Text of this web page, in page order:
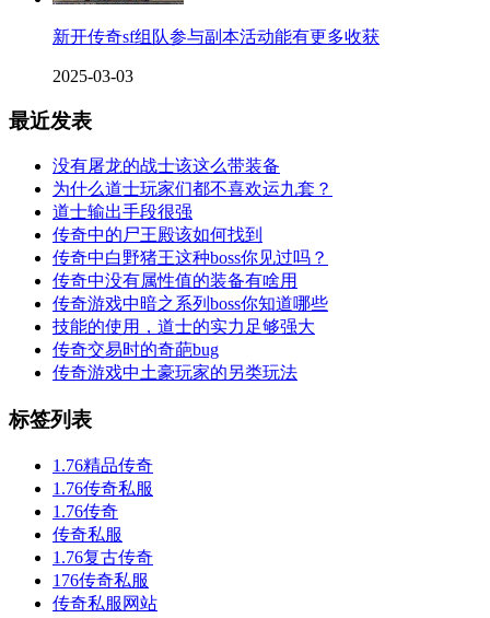
新开传奇sf组队参与副本活动能有更多收获
2025-03-03
最近发表
没有屠龙的战士该这么带装备
为什么道士玩家们都不喜欢运九套？
道士输出手段很强
传奇中的尸王殿该如何找到
传奇中白野猪王这种boss你见过吗？
传奇中没有属性值的装备有啥用
传奇游戏中暗之系列boss你知道哪些
技能的使用，道士的实力足够强大
传奇交易时的奇葩bug
传奇游戏中土豪玩家的另类玩法
标签列表
1.76精品传奇
1.76传奇私服
1.76传奇
传奇私服
1.76复古传奇
176传奇私服
传奇私服网站